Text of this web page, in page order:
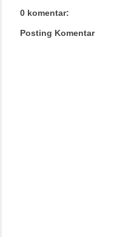
0 komentar:
Posting Komentar